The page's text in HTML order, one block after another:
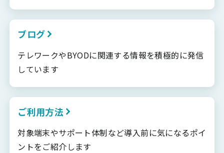
ブログ
テレワークやBYODに関連する情報を積極的に発信
しています
ご利用方法
対象端末やサポート体制など導入前に気になるポイ
ントをご紹介します